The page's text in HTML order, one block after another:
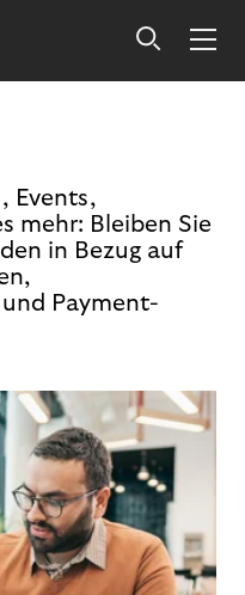
Events,
mehr: Bleiben Sie
in Bezug auf
Payment-